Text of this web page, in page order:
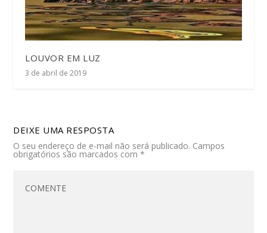
LOUVOR EM LUZ
3 de abril de 2019
DEIXE UMA RESPOSTA
O seu endereço de e-mail não será publicado. Campos
obrigatórios são marcados com*